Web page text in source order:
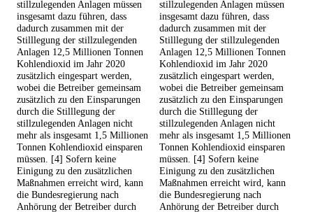
stillzulegenden Anlagen müssen
insgesamt dazu führen, dass
dadurch zusammen mit der
Stilllegung der stillzulegenden
Anlagen 12,5 Millionen Tonnen
Kohlendioxid im Jahr 2020
zusätzlich eingespart werden,
wobei die Betreiber gemeinsam
zusätzlich zu den Einsparungen
durch die Stilllegung der
stillzulegenden Anlagen nicht
mehr als insgesamt 1,5 Millionen
Tonnen Kohlendioxid einsparen
müssen. [4] Sofern keine
Einigung zu den zusätzlichen
Maßnahmen erreicht wird, kann
die Bundesregierung nach
Anhörung der Betreiber durch
stillzulegenden Anlagen müssen
insgesamt dazu führen, dass
dadurch zusammen mit der
Stilllegung der stillzulegenden
Anlagen 12,5 Millionen Tonnen
Kohlendioxid im Jahr 2020
zusätzlich eingespart werden,
wobei die Betreiber gemeinsam
zusätzlich zu den Einsparungen
durch die Stilllegung der
stillzulegenden Anlagen nicht
mehr als insgesamt 1,5 Millionen
Tonnen Kohlendioxid einsparen
müssen. [4] Sofern keine
Einigung zu den zusätzlichen
Maßnahmen erreicht wird, kann
die Bundesregierung nach
Anhörung der Betreiber durch